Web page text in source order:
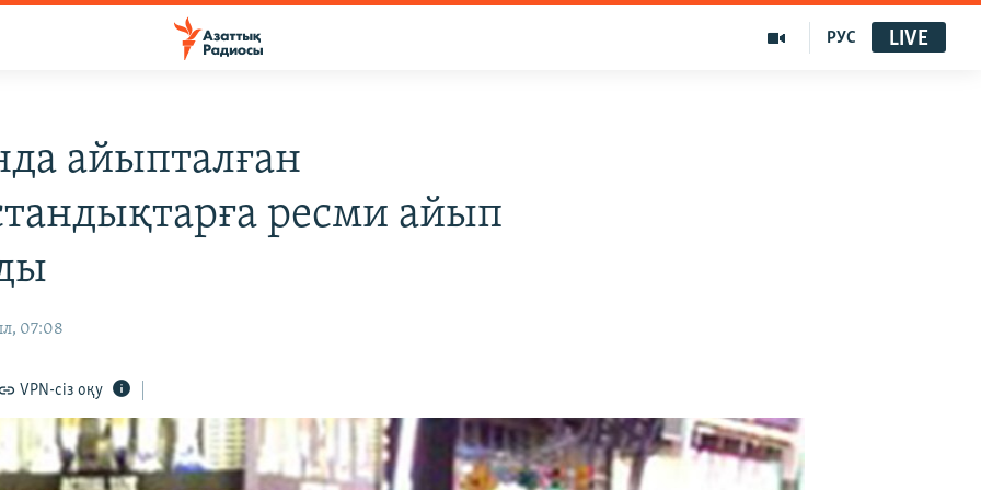
РУС LIVE
айыпталған
ресми айып
07:08
VPN-сіз оқу